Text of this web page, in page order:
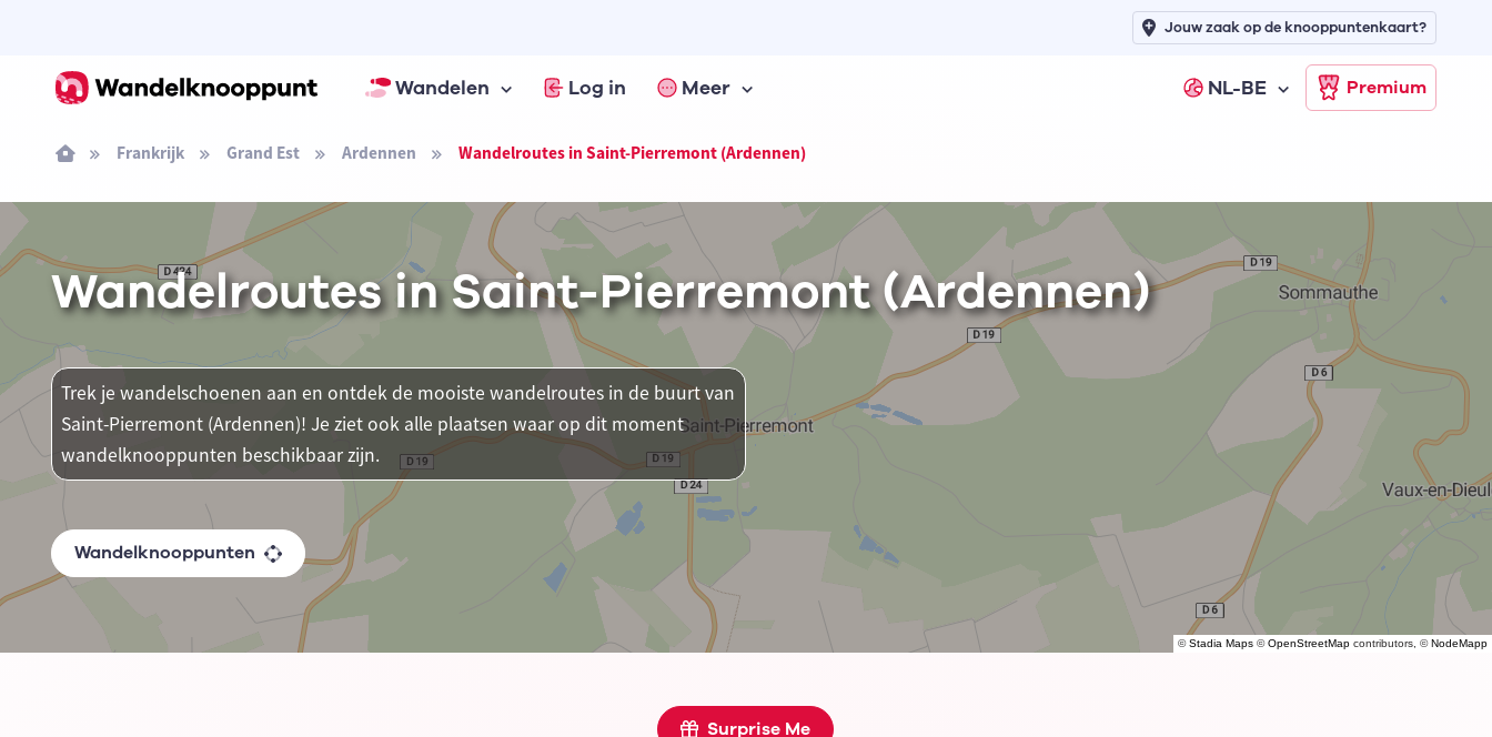
Wandelen Log in Meer NL-BE Premium
Jouw zaak op de knooppuntenkaart?
Frankrijk Grand Est Ardennen Wandelroutes in Saint-Pierremont (Ardennen)
©Stadia Maps ©OpenStreetMap contributors, ©NodeMapp
Wandelroutes in Saint-Pierremont (Ardennen)
Trek je wandelschoenen aan en ontdek de mooiste wandelroutes in de buurt van
Saint-Pierremont (Ardennen)! Je ziet ook alle plaatsen waar op dit moment
wandelknooppunten beschikbaar zijn.
Wandelknooppunten
Surprise Me